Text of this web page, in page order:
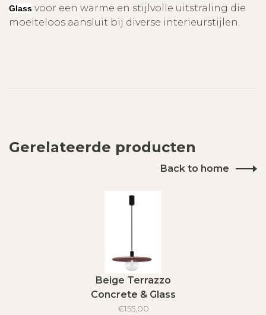
Glass voor een warme en stijlvolle uitstraling die
moeiteloos aansluit bij diverse interieurstijlen.
Gerelateerde producten
Back to home
Beige Terrazzo
Concrete & Glass
hanglamp
€155,00